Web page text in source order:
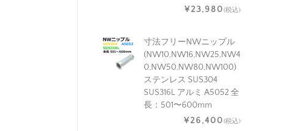
¥23,980(税込)
寸法フリーNWニップル
(NW10,NW16,NW25,NW4
0,NW50,NW80,NW100)
ステンレス SUS304
SUS316L アルミ A5052 全
長：501〜600mm
¥26,400(税込)